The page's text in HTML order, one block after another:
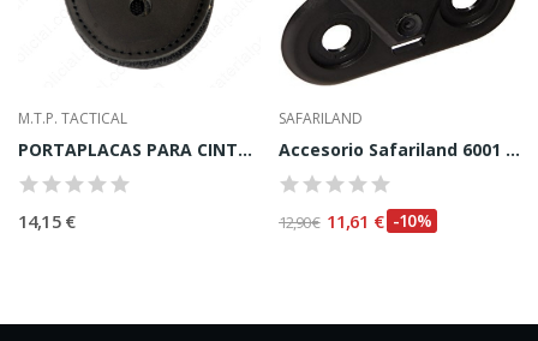
M.T.P. TACTICAL
PORTAPLACAS PARA CINTURóN Y CADENA
14,15 €
SAFARILAND
Accesorio Safariland 6001 SLS Sentry para zurdo
12,90 € 11,61 € -10%